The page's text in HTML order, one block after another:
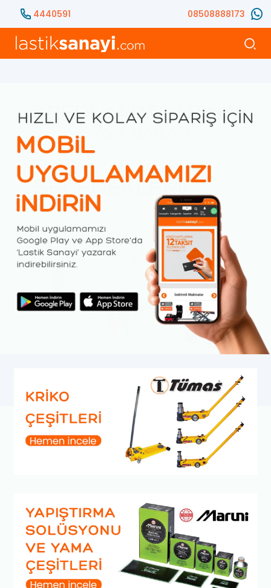
4440591 08508888173